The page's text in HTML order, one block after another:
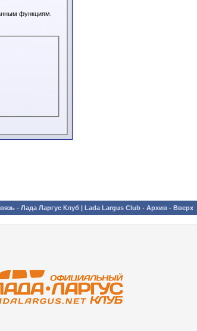
функциям.
- Лада Ларгус Клуб | Lada Largus Club - Архив - Вверх